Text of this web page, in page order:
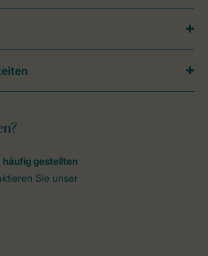
häufig gestellten
Sie unser